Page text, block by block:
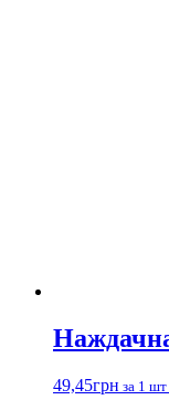
49,45грн за 1 шт